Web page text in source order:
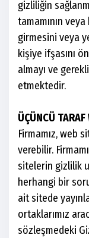
gizliliğin
tamamının
girmesini veya
kişiye ifşasını
almayı ve
etmektedir.
ÜÇÜNCÜ
Firmamız, web
verebilir.
sitelerin gizlilik
herhangi bir
ait sitede
ortaklarımız
sözleşmedeki